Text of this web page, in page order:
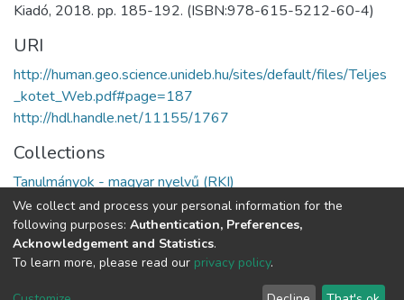
Kiadó, 2018. pp. 185-192. (ISBN:978-615-5212-60-4)
URI
http://human.geo.science.unideb.hu/sites/default/files/Teljes
_kotet_Web.pdf#page=187
http://hdl.handle.net/11155/1767
Collections
Tanulmányok - magyar nyelvű (RKI)
Full item page
Cookie End User Send
We collect and process your personal information for the
following purposes: Authentication, Preferences,
Acknowledgement and Statistics.
To learn more, please read our privacy policy.